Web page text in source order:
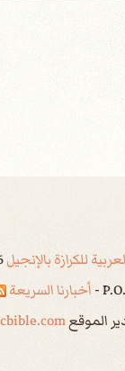
للكرازة بالإنجيل
أخبارنا السريعة
الموقع